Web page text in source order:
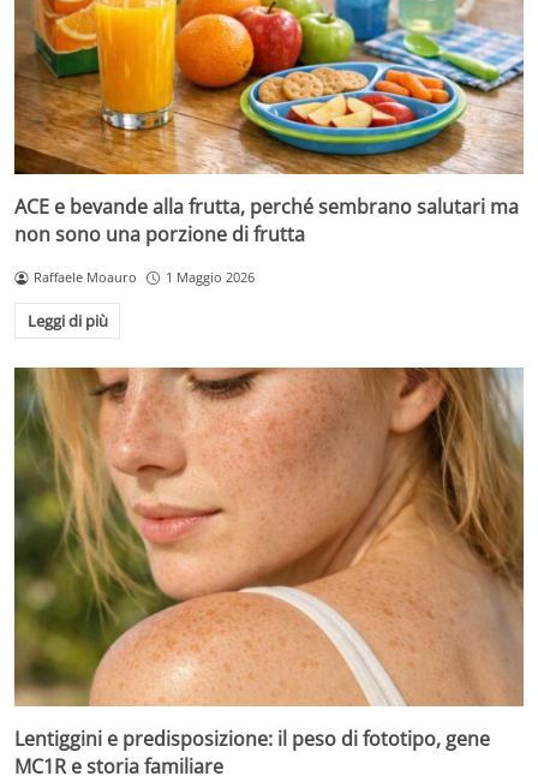
ACE e bevande alla frutta, perché sembrano salutari ma
non sono una porzione di frutta
Raffaele Moauro 1 Maggio 2026
Leggi di più
Lentiggini e predisposizione: il peso di fototipo, gene
MC1R e storia familiare